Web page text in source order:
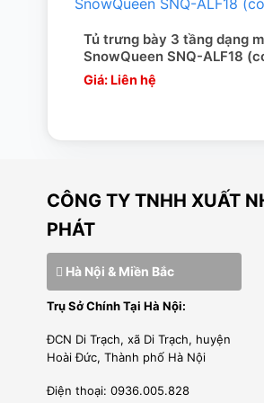
Tủ trưng bày 3 tầng dạng
SnowQueen SNQ-ALF18
Giá: Liên hệ
CÔNG TY TNHH XUẤT
PHÁT
Hà Nội & Miền Bắc
Trụ Sở Chính Tại Hà Nội:
ĐCN Di Trạch, xã Di Trạch, huyện
Hoài Đức, Thành phố Hà Nội
Điện thoại: 0936.005.828